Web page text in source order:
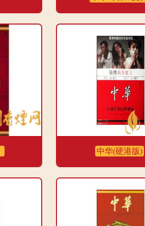
中华(硬港版)